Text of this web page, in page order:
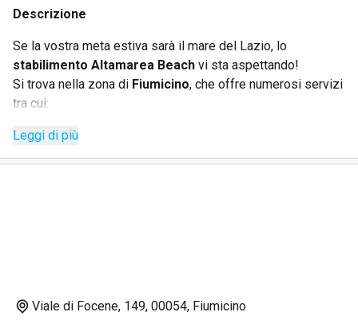
Descrizione
Se la vostra meta estiva sarà il mare del Lazio, lo
stabilimento Altamarea Beach vi sta aspettando!
Si trova nella zona di Fiumicino, che offre numerosi servizi
tra cui:
Leggi di più
Viale di Focene, 149, 00054, Fiumicino